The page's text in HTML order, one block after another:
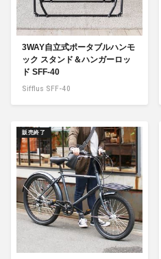
3WAY自立式ポータブルハンモ
ック スタンド＆ハンガーロッ
ド SFF-40
Sifflus SFF-40
販売終了